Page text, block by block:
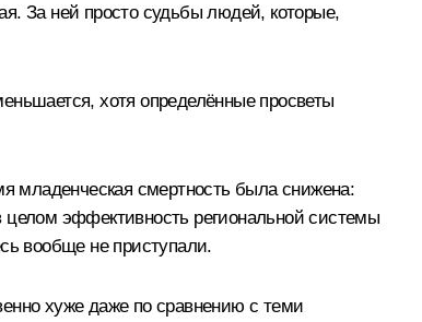
За ней просто судьбы людей, которые,
хотя определённые просветы
младенческая смертность была снижена:
целом эффективность региональной системы
вообще не приступали.
хуже даже по сравнению с теми